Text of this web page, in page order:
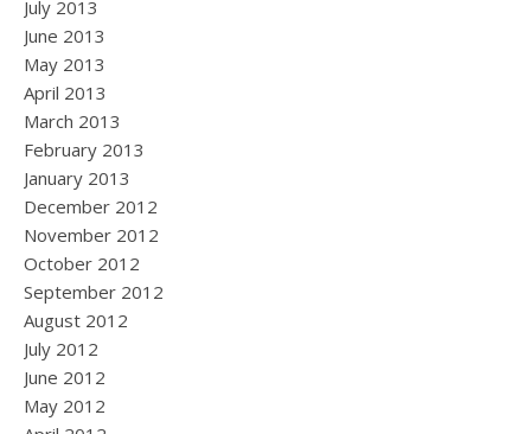
July 2013
June 2013
May 2013
April 2013
March 2013
February 2013
January 2013
December 2012
November 2012
October 2012
September 2012
August 2012
July 2012
June 2012
May 2012